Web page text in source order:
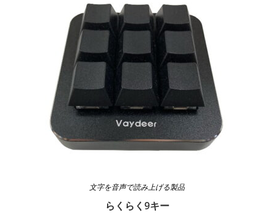
文字を音声で読み上げる製品
らくらく9キー